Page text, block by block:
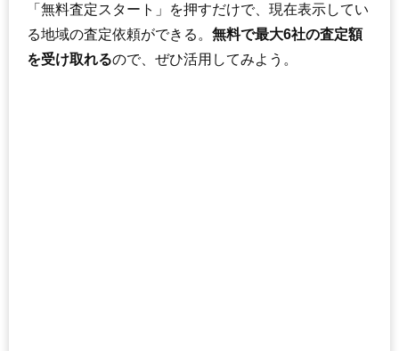
「無料査定スタート」を押すだけで、現在表示してい
る地域の査定依頼ができる。 無料で最大6社の査定額
を受け取れるので、ぜひ活用してみよう。